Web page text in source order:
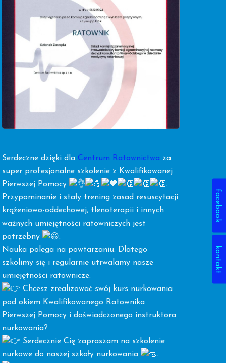
facebook
kontakt
Serdeczne dzięki dlaCentrum Ratownictwa za
super profesjonalne szkolenie z Kwalifikowanej
Pierwszej Pomocy
.
Przypominanie i stały trening zasad resuscytacji
krążeniowo-oddechowej, tlenoterapii i innych
ważnych umiejętności ratowniczych jest
potrzebny
.
Nauka polega na powtarzaniu. Dlatego
szkolimy się i regularnie utrwalamy nasze
umiejętności ratownicze.
Chcesz zrealizować swój kurs nurkowania
pod okiem Kwalifikowanego Ratownika
Pierwszej Pomocy i doświadczonego instruktora
nurkowania?
Serdecznie Cię zapraszam na szkolenie
nurkowe do naszej szkoły nurkowania
.